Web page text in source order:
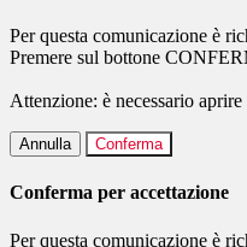
Per questa comunicazione è
Premere sul bottone
Attenzione: è necessario
Annulla Conferma
Conferma per accettazione
Per questa comunicazione è